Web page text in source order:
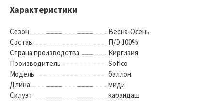
Характеристики
Сезон
Весна-Осень
Состав
П/Э 100%
Страна производства
Киргизия
Производитель
Sofico
Модель
баллон
Длина
миди
Силуэт
карандаш